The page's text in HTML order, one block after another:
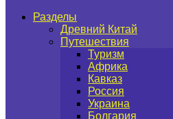
Разделы
Древний Китай
Путешествия
Туризм
Африка
Кавказ
Россия
Украина
Болгария